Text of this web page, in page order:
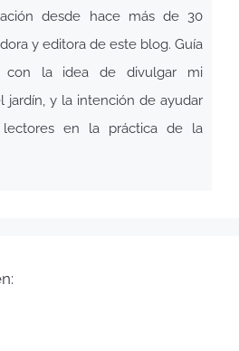
desde hace más de 30
y editora de este blog. Guía
con la idea de divulgar mi
jardín, y la intención de ayudar
en la práctica de la